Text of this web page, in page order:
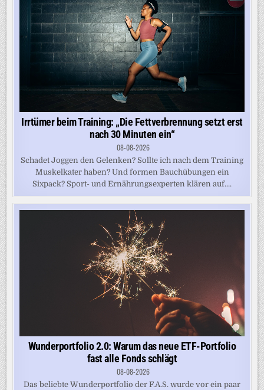
Irrtümer beim Training: „Die Fettverbrennung setzt erst
nach 30 Minuten ein“
08-08-2026
Schadet Joggen den Gelenken? Sollte ich nach dem Training
Muskelkater haben? Und formen Bauchübungen ein
Sixpack? Sport- und Ernährungsexperten klären auf....
Wunderportfolio 2.0: Warum das neue ETF-Portfolio
fast alle Fonds schlägt
08-08-2026
Das beliebte Wunderportfolio der F.A.S. wurde vor ein paar